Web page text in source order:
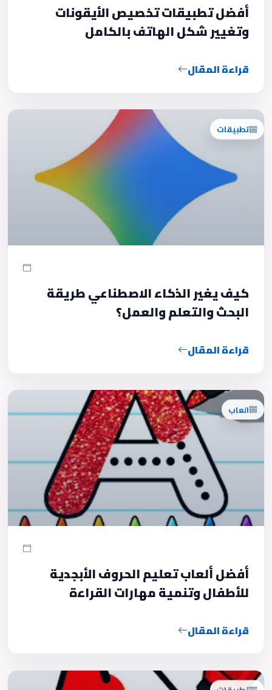
أفضل تطبيقات تخصيص الأيقونات
وتغيير شكل الهاتف بالكامل
قراءة المقال
تطبيقات
كيف يغير الذكاء الاصطناعي طريقة
البحث والتعلم والعمل؟
قراءة المقال
العاب
أفضل ألعاب تعليم الحروف الأبجدية
للأطفال وتنمية مهارات القراءة
قراءة المقال
تطبيقات